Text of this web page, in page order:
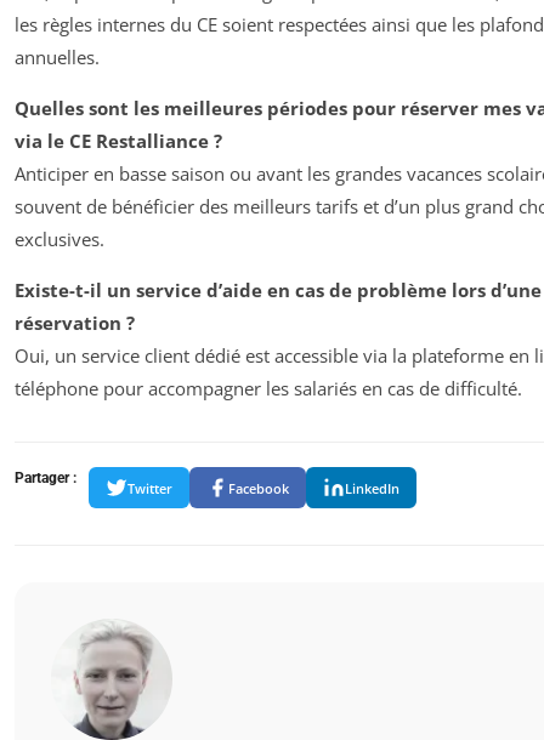
les règles internes du CE soient respectées ainsi que les
annuelles.
Quelles sont les meilleures périodes pour réserver mes
via le CE Restalliance ?
Anticiper en basse saison ou avant les grandes vacances
souvent de bénéficier des meilleurs tarifs et d’un plus grand
exclusives.
Existe-t-il un service d’aide en cas de problème lors d’une
réservation ?
Oui, un service client dédié est accessible via la plateforme en
téléphone pour accompagner les salariés en cas de difficulté.
Partager :
Twitter Facebook LinkedIn